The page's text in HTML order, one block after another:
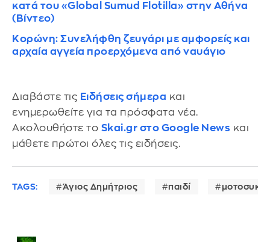
κατά του «Global Sumud Flotilla» στην Αθήνα
(Βίντεο)
Κορώνη: Συνελήφθη ζευγάρι με αμφορείς και
αρχαία αγγεία προερχόμενα από ναυάγιο
Διαβάστε τις Ειδήσεις σήμερα και
ενημερωθείτε για τα πρόσφατα νέα.
Ακολουθήστε το Skai.gr στο Google News και
μάθετε πρώτοι όλες τις ειδήσεις.
TAGS: Άγιος Δημήτριος παιδί